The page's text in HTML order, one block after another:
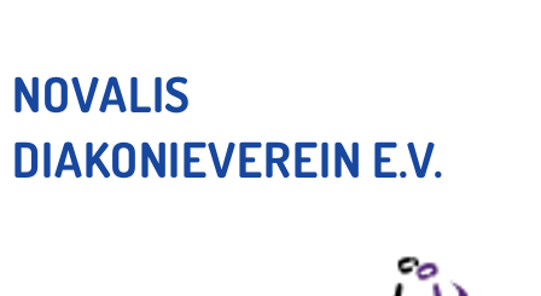
NOVALIS
DIAKONIEVEREIN E.V.